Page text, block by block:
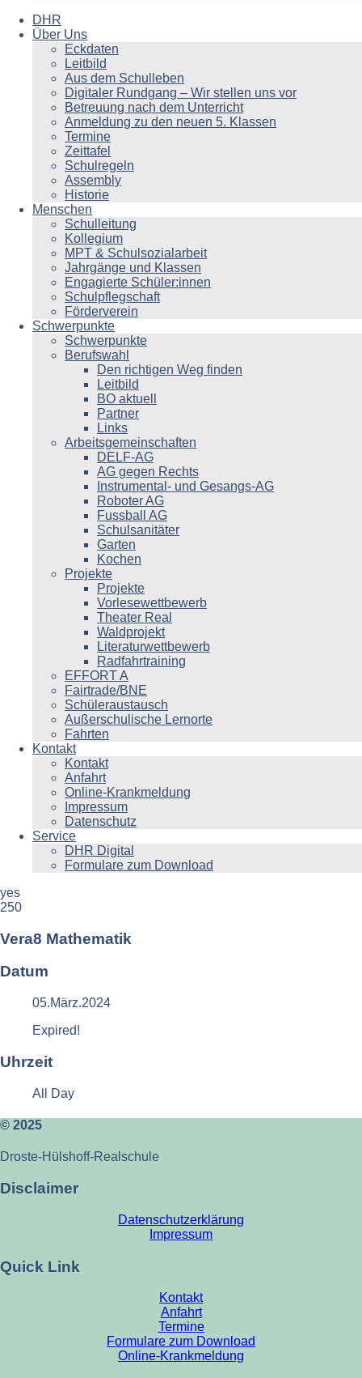
DHR
Über Uns
Eckdaten
Leitbild
Aus dem Schulleben
Digitaler Rundgang – Wir stellen uns vor
Betreuung nach dem Unterricht
Anmeldung zu den neuen 5. Klassen
Termine
Zeittafel
Schulregeln
Assembly
Historie
Menschen
Schulleitung
Kollegium
MPT & Schulsozialarbeit
Jahrgänge und Klassen
Engagierte Schüler:innen
Schulpflegschaft
Förderverein
Schwerpunkte
Schwerpunkte
Berufswahl
Den richtigen Weg finden
Leitbild
BO aktuell
Partner
Links
Arbeitsgemeinschaften
DELF-AG
AG gegen Rechts
Instrumental- und Gesangs-AG
Roboter AG
Fussball AG
Schulsanitäter
Garten
Kochen
Projekte
Projekte
Vorlesewettbewerb
Theater Real
Waldprojekt
Literaturwettbewerb
Radfahrtraining
EFFORT A
Fairtrade/BNE
Schüleraustausch
Außerschulische Lernorte
Fahrten
Kontakt
Kontakt
Anfahrt
Online-Krankmeldung
Impressum
Datenschutz
Service
DHR Digital
Formulare zum Download
yes
250
Vera8 Mathematik
Datum
05.März.2024
Expired!
Uhrzeit
All Day
© 2025
Droste-Hülshoff-Realschule
Disclaimer
Datenschutzerklärung
Impressum
Quick Link
Kontakt
Anfahrt
Termine
Formulare zum Download
Online-Krankmeldung